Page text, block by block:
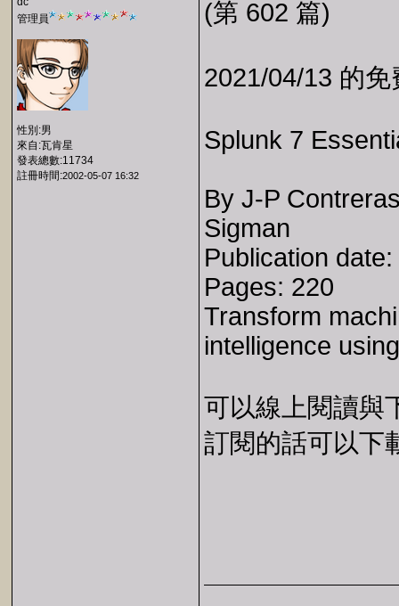
管理員
性別:男
來自:瓦肯星
發表總數:11734
註冊時間:2002-05-07 16:32
(第 602 篇)
2021/04/13 的
Splunk 7
By J-P
Sigman
Publication
Pages: 220
Transform
intelligence
可以線上閱讀與
訂閱的話可以下